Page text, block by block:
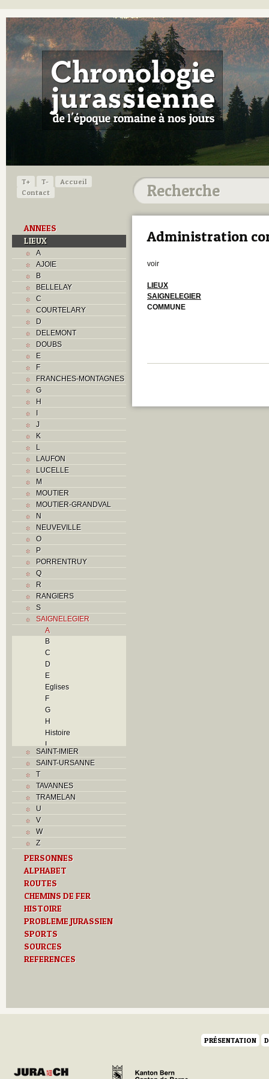
T+ T-
Accueil
Contact
ANNEES
LIEUX
A
AJOIE
B
BELLELAY
C
COURTELARY
D
DELEMONT
DOUBS
E
F
FRANCHES-MONTAGNES
G
H
I
J
K
L
LAUFON
LUCELLE
M
MOUTIER
MOUTIER-GRANDVAL
N
NEUVEVILLE
O
P
PORRENTRUY
Q
R
RANGIERS
S
SAIGNELEGIER
A
B
C
D
E
Eglises
F
G
H
Histoire
I
L
M
P
Problème jurassien
U
Z
SAINT-IMIER
SAINT-URSANNE
T
TAVANNES
TRAMELAN
U
V
W
Z
PERSONNES
ALPHABET
ROUTES
CHEMINS DE FER
HISTOIRE
PROBLEME JURASSIEN
SPORTS
SOURCES
REFERENCES
Administration
voir
LIEUX
SAIGNELEGIER
COMMUNE
PRÉSENTATION